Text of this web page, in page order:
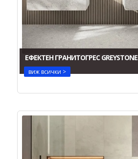
ЕФЕКТЕН ГРАНИТОГРЕС GREYSTONE
виж всички >